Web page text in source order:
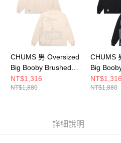
CHUMS 男 Oversized
Big Booby Brushed
L/S T-Shirt長袖T恤
CH012455G057
NT$1,316
NT$1,880
CHUMS
Big
L/S T-
NT$1,316
NT$1,880
詳細說明